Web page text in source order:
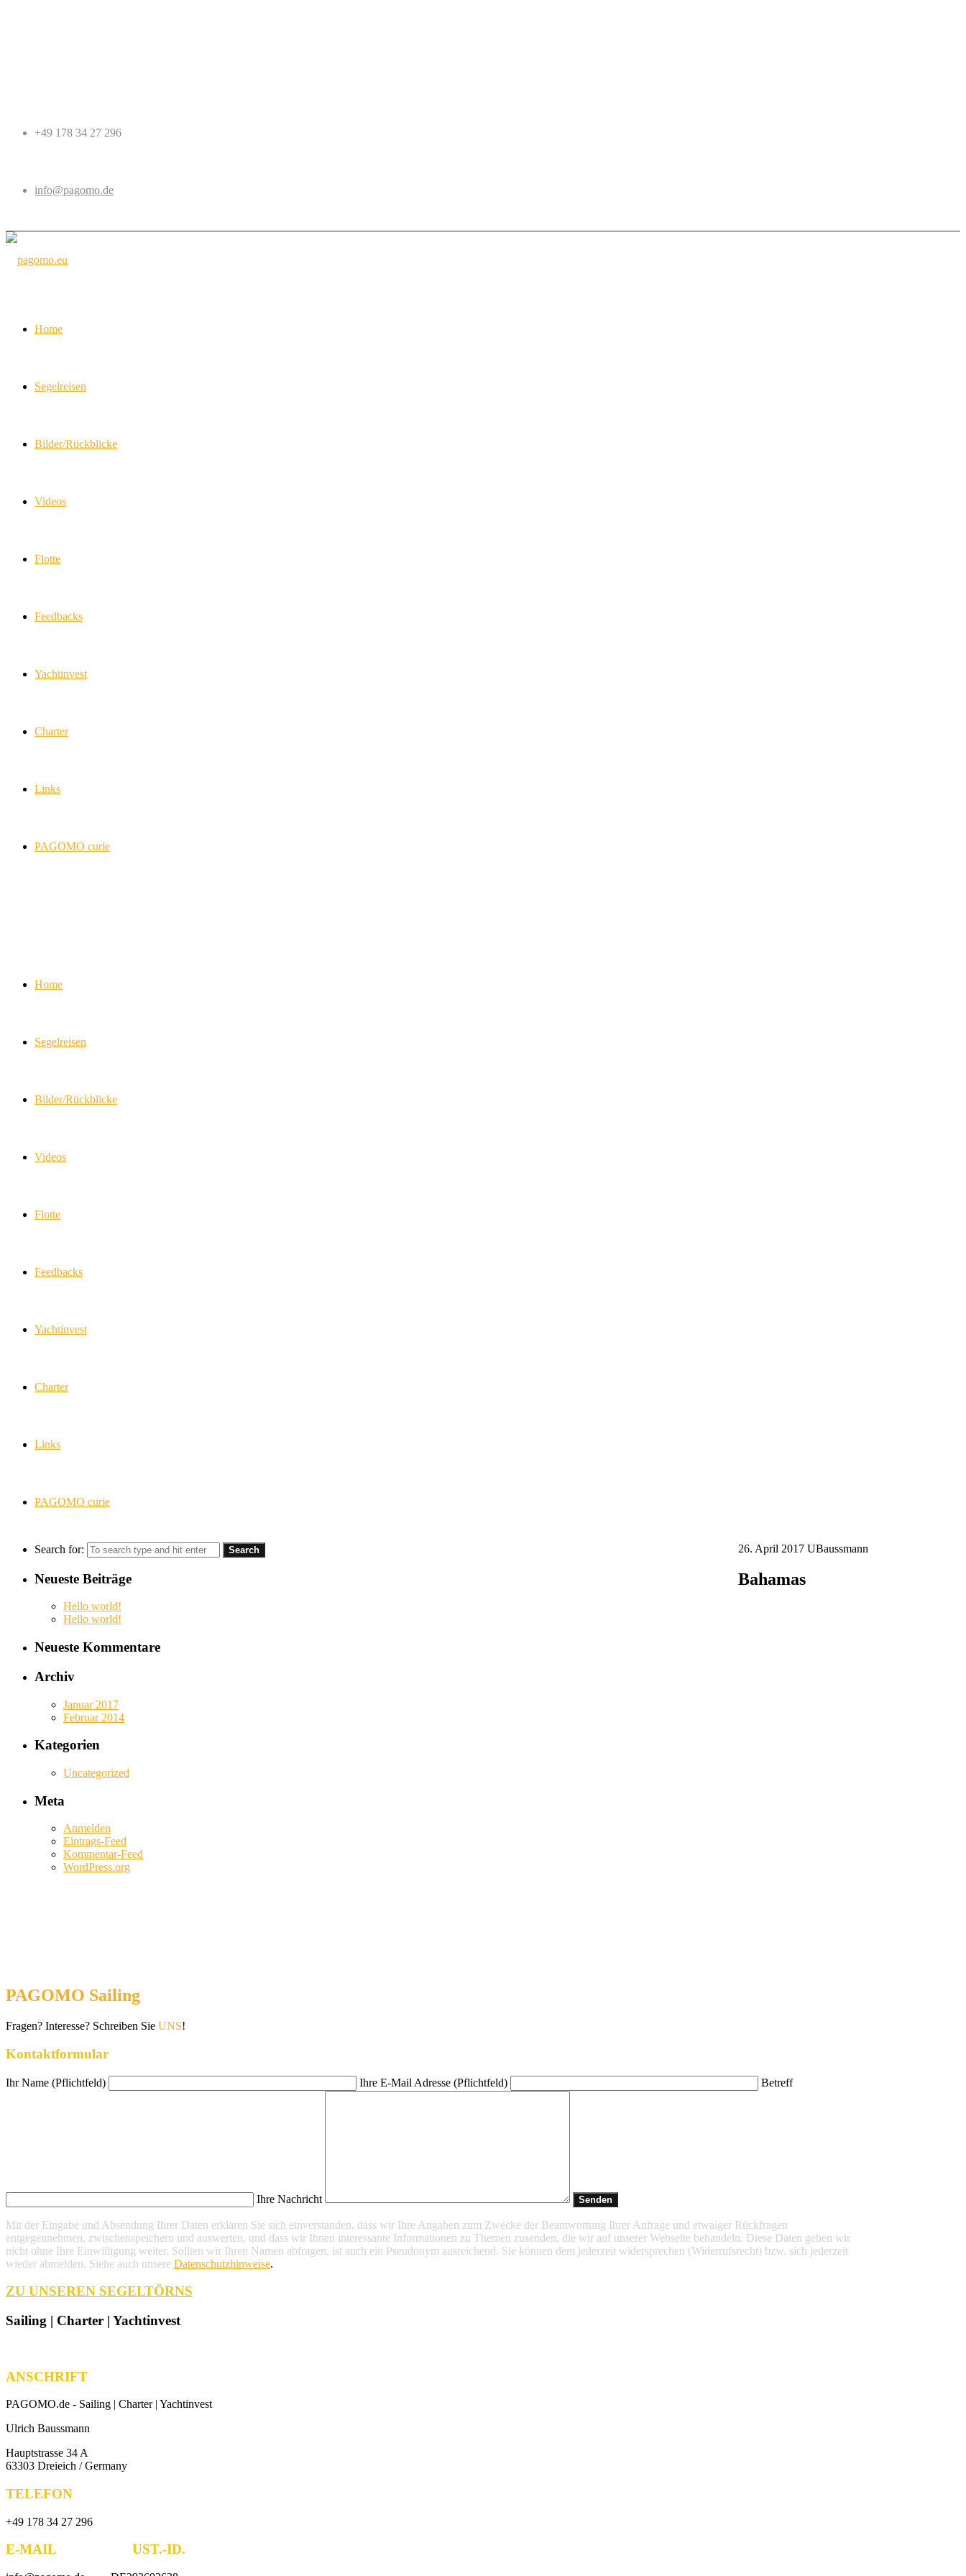
+49 178 34 27 296
info@pagomo.de
Home
Segelreisen
Bilder/Rückblicke
Videos
Flotte
Feedbacks
Yachtinvest
Charter
Links
PAGOMO curie
Home
Segelreisen
Bilder/Rückblicke
Videos
Flotte
Feedbacks
Yachtinvest
Charter
Links
PAGOMO curie
26. April 2017 UBaussmann
Bahamas
Search for:
Neueste Beiträge
Hello world!
Hello world!
Neueste Kommentare
Archiv
Januar 2017
Februar 2014
Kategorien
Uncategorized
Meta
Anmelden
Eintrags-Feed
Kommentar-Feed
WordPress.org
PAGOMO Sailing
Fragen? Interesse? Schreiben Sie UNS!
Kontaktformular
Ihr Name (Pflichtfeld) Ihre E-Mail Adresse (Pflichtfeld) Betreff
Ihre Nachricht
Mit der Eingabe und Absendung Ihrer Daten erklären Sie sich einverstanden, dass wir Ihre Angaben zum Zwecke der Beantwortung Ihrer Anfrage und etwaiger Rückfragen
entgegennehmen, zwischenspeichern und auswerten, und dass wir Ihnen interessante Informationen zu Themen zusenden, die wir auf unserer Webseite behandeln. Diese Daten geben wir
nicht ohne Ihre Einwilligung weiter. Sollten wir Ihren Namen abfragen, ist auch ein Pseudonym ausreichend. Sie können dem jederzeit widersprechen (Widerrufsrecht) bzw. sich jederzeit
wieder abmelden. Siehe auch unsere Datenschutzhinweise.
ZU UNSEREN SEGELTÖRNS
Sailing | Charter | Yachtinvest
ANSCHRIFT
PAGOMO.de - Sailing | Charter | Yachtinvest
Ulrich Baussmann
Hauptstrasse 34 A
63303 Dreieich / Germany
TELEFON
+49 178 34 27 296
E-MAIL UST.-ID.